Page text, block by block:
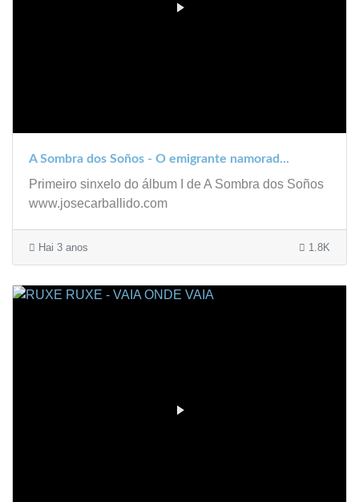
A Sombra dos Soños - O emigrante namorad...
Primeiro sinxelo do álbum I de A Sombra dos Soños
www.josecarballido.com
Hai 3 anos 1.8K